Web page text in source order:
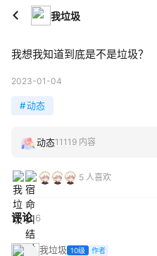
我垃圾
我想我知道到底是不是垃圾？
2023-01-04
#动态
动态11119 内容
5 人喜欢
评论6
我垃圾 10级 作者